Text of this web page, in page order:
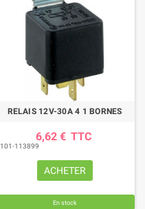
RELAIS 12V-30A 4 1 BORNES
6,62 € TTC
101-113899
ACHETER
En stock